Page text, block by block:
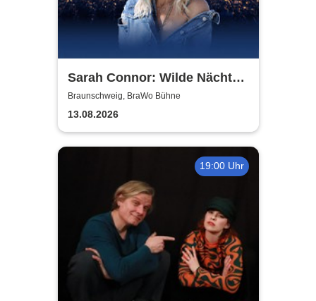
Sarah Connor: Wilde Nächte -
Open Air 2026
Braunschweig, BraWo Bühne
13.08.2026
19:00 Uhr